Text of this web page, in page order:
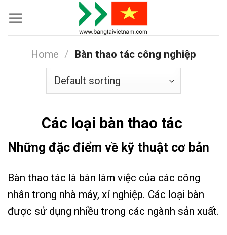
to
Home / Bàn thao tác công nghiệp
Các loại bàn thao tác
Những đặc điểm về kỹ thuật cơ bản
Bàn thao tác là bàn làm việc của các công
nhân trong nhà máy, xí nghiệp. Các loại bàn
được sử dụng nhiều trong các ngành sản xuất.